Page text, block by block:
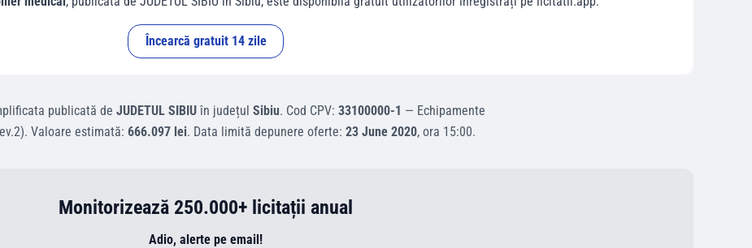
Încearcă gratuit 14 zile
publicată de JUDETUL SIBIUîn județul Sibiu. Cod CPV: 33100000-1 — Echipamente
. Valoare estimată: 666.097 lei. Data limită depunere oferte: 23 June 2020, ora 15:00.
Monitorizează 250.000+ licitații anual
Adio, alerte pe email!